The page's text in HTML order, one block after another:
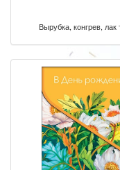
Вырубка, конгрев,